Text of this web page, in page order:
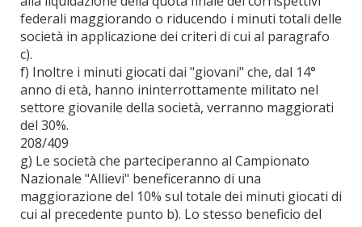
federali maggiorando o riducendo i minuti totali delle
società in applicazione dei criteri di cui al paragrafo
c).
f) Inoltre i minuti giocati dai "giovani" che, dal 14°
anno di età, hanno ininterrottamente militato nel
settore giovanile della società, verranno maggiorati
del 30%.
208/409
g) Le società che parteciperanno al Campionato
Nazionale "Allievi" beneficeranno di una
maggiorazione del 10% sul totale dei minuti giocati di
cui al precedente punto b). Lo stesso beneficio del